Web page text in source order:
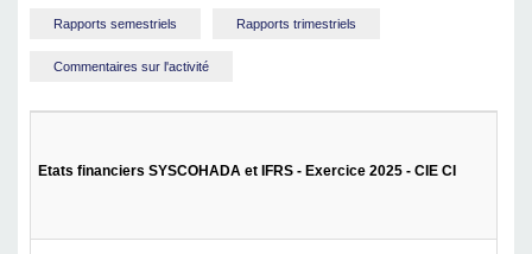
Rapports semestriels Rapports trimestriels
Commentaires sur l'activité
Etats financiers SYSCOHADA et IFRS - Exercice 2025 - CIE CI